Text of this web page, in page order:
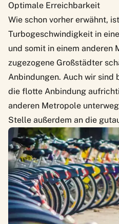
Optimale Erreichbarkeit
Wie schon vorher erwähnt,
Turbogeschwindigkeit in
und somit in einem anderen
zugezogene Großstädter
Anbindungen. Auch wir sind
die flotte Anbindung
anderen Metropole
Stelle außerdem an die